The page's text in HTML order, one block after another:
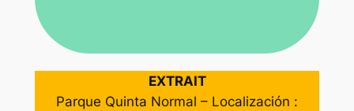
EXTRAIT
Parque Quinta Normal – Localización :